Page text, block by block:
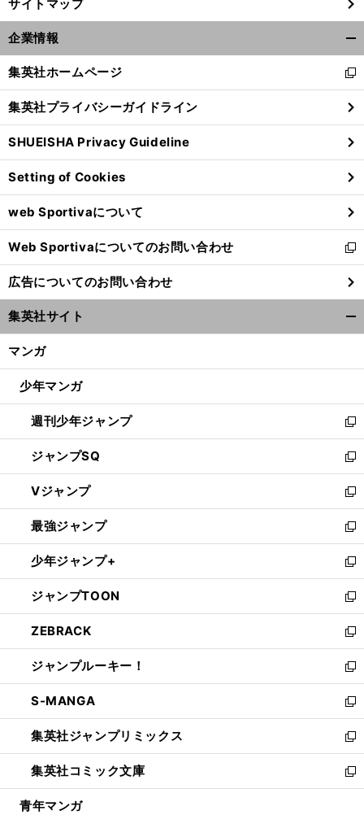
サイトマップ
企業情報
閉
る
集英社ホームページ
新
し
い
ウ
ィ
ン
ド
ウ
で
開
く
集英社プライバシーガイドライン
SHUEISHA Privacy Guideline
Setting of Cookies
web Sportivaについて
Web Sportivaについてのお問い合わせ
新
し
い
ウ
ィ
ン
ウ
開
く
広告についてのお問い合わせ
集英社サイト
マンガ
少年マンガ
週刊少年ジャンプ
新
し
い
ウ
ィ
ン
ド
ウ
で
開
く
ジャンプSQ
新
し
い
ウ
ィ
ン
ド
ウ
で
開
く
Vジャンプ
新
し
い
ウ
ィ
ン
ド
ウ
で
開
く
最強ジャンプ
新
し
い
ウ
ィ
ン
ド
ウ
で
開
く
少年ジャンプ+
新
し
い
ウ
ィ
ン
ド
ウ
で
開
く
ジャンプTOON
新
し
い
ウ
ィ
ン
ド
ウ
で
開
く
ZEBRACK
新
し
い
ウ
ィ
ン
ド
ウ
で
開
ジャンプルーキー！
新
し
い
ウ
ィ
ン
ド
ウ
S-MANGA
新
し
い
ウ
ィ
ン
集英社ジャンプリミックス
新
し
い
ウ
集英社コミック文庫
新
し
青年マンガ